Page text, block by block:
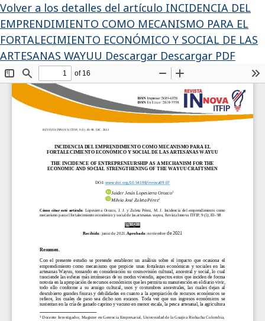
Volver a los detalles del artículo INCIDENCIA DEL
EMPRENDIMIENTO COMO MECANISMO PARA EL
FORTALECIMIENTO ECONÓMICO Y SOCIAL DE LAS
ARTESANAS WAYUU Descargar Descargar PDF